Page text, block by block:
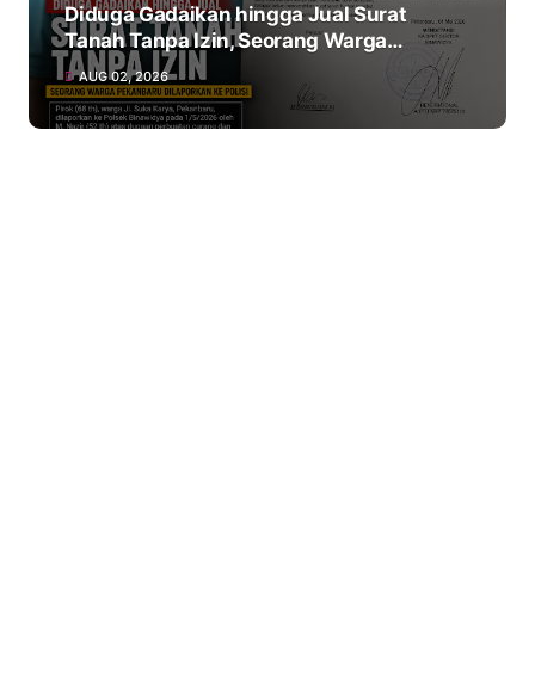
Diduga Gadaikan hingga Jual Surat
Tanah Tanpa Izin, Seorang Warga
Pekanbaru Dilaporkan ke Polisi
AUG 02, 2026